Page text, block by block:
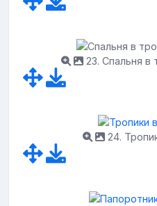
23. Спальня в
24.